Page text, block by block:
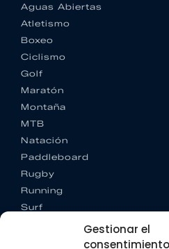
Gestionar el
Aguas Abiertas
Atletismo
Boxeo
Ciclismo
Golf
Maratón
Montaña
MTB
Natación
Paddleboard
Rugby
Running
Surf
Trail running